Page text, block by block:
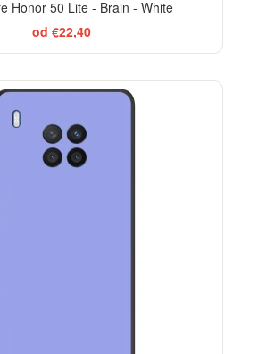
Honor 50 Lite - Brain - White
od €22,40